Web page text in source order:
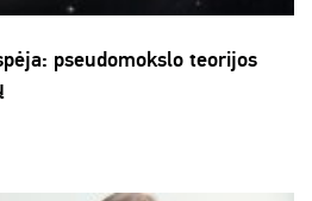
pseudomokslo teorijos